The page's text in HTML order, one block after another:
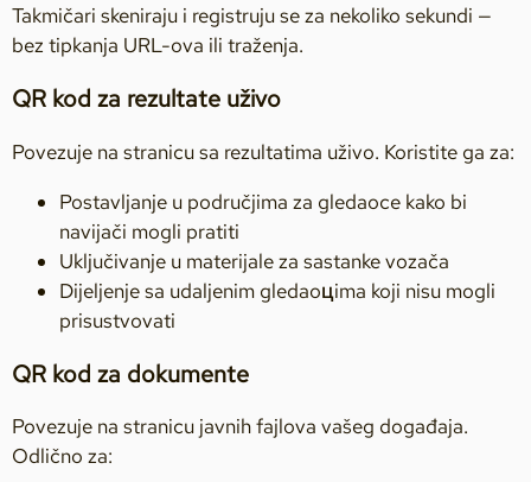
Takmičari skeniraju i registruju se za nekoliko sekundi —
bez tipkanja URL-ova ili traženja.
QR kod za rezultate uživo
Povezuje na stranicu sa rezultatima uživo. Koristite ga za:
Postavljanje u područjima za gledaoce kako bi
navijači mogli pratiti
Uključivanje u materijale za sastanke vozača
Dijeljenje sa udaljenim gledaoцima koji nisu mogli
prisustvovati
QR kod za dokumente
Povezuje na stranicu javnih fajlova vašeg događaja.
Odlično za: